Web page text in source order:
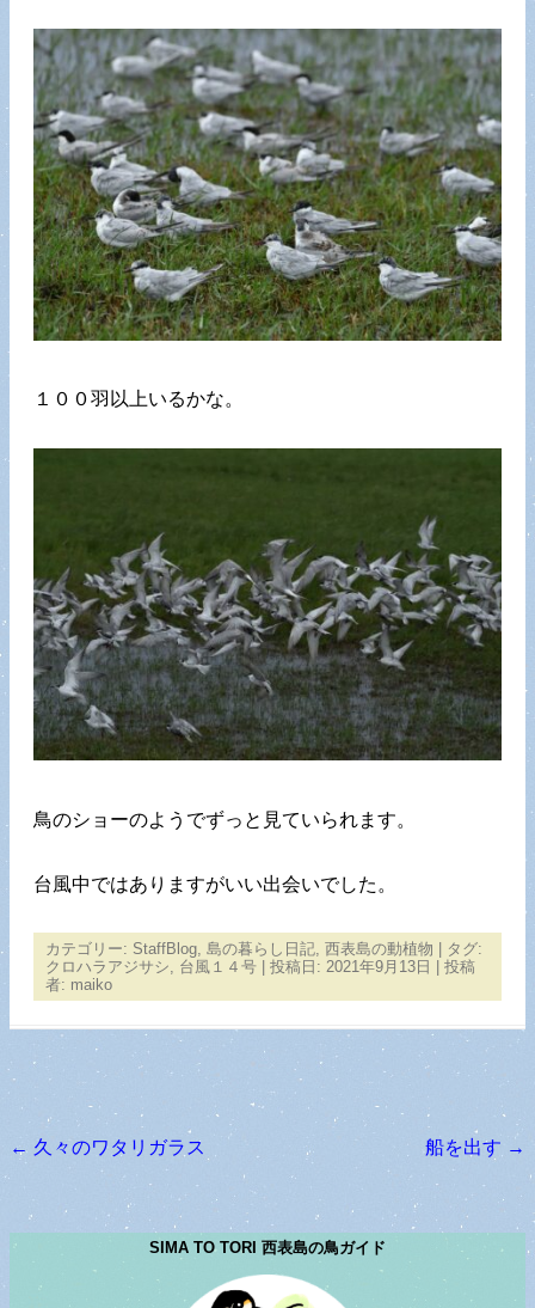
１００羽以上いるかな。
鳥のショーのようでずっと見ていられます。
台風中ではありますがいい出会いでした。
カテゴリー: StaffBlog, 島の暮らし日記, 西表島の動植物 | タグ:
クロハラアジサシ, 台風１４号 | 投稿日: 2021年9月13日
投稿
者: maiko
投稿ナビゲーション
← 久々のワタリガラス 船を出す →
SIMA TO TORI 西表島の鳥ガイド